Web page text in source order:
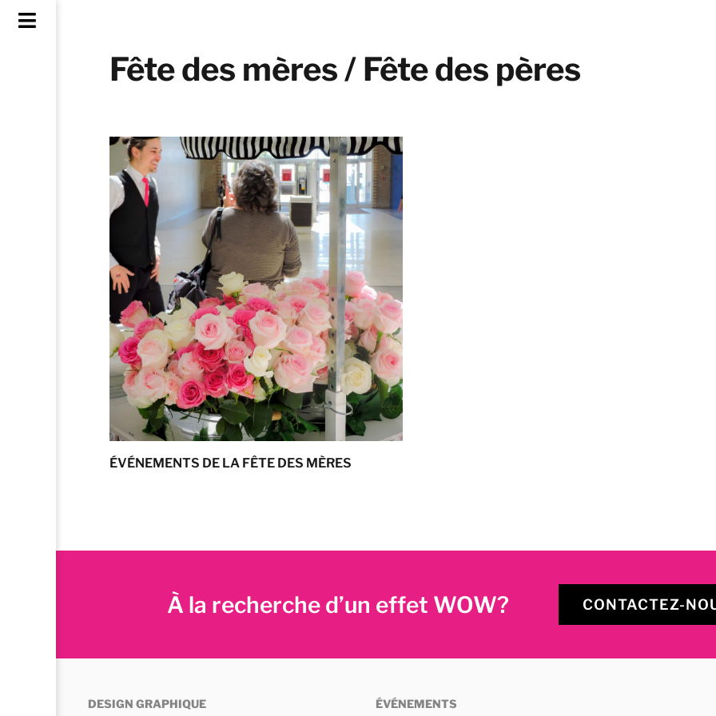
Fête des mères / Fête des pères
ÉVÉNEMENTS DE LA FÊTE DES MÈRES
À la recherche d’un effet WOW? CONTACTEZ-
DESIGN GRAPHIQUE ÉVÉNEMENTS